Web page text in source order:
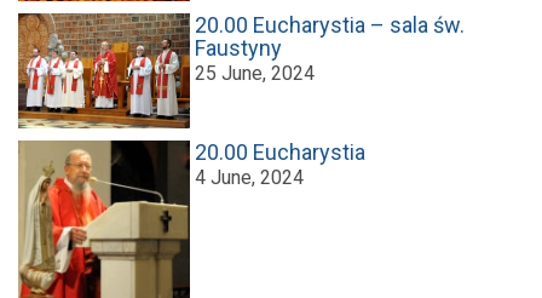
20.00 Eucharystia – sala św.
Faustyny
25 June, 2024
20.00 Eucharystia
4 June, 2024